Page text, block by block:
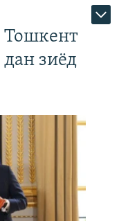
Тошкент
зиёд